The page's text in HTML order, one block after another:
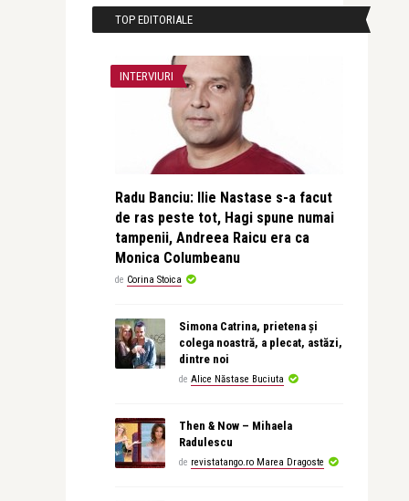
TOP EDITORIALE
INTERVIURI
Radu Banciu: Ilie Nastase s-a facut
de ras peste tot, Hagi spune numai
tampenii, Andreea Raicu era ca
Monica Columbeanu
de Corina Stoica
Simona Catrina, prietena și
colega noastră, a plecat, astăzi,
dintre noi
de Alice Năstase Buciuta
Then & Now – Mihaela
Radulescu
de revistatango.ro Marea Dragoste